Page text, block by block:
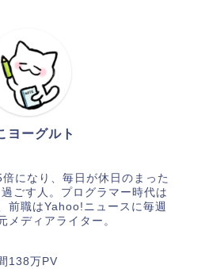
ヨーグルト
になり、毎日が休日のまった
ごす人。プログラマー時代は
前職はYahoo!ニュースに毎週
メディアライター。
138万PV